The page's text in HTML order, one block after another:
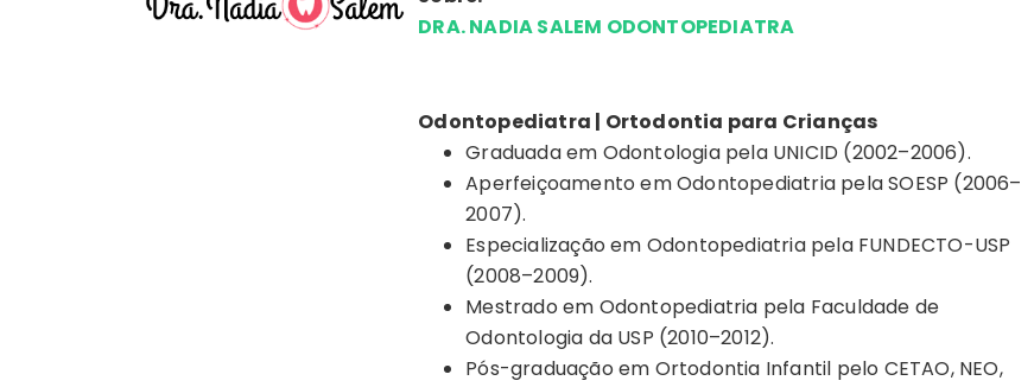
DRA. NADIA SALEM ODONTOPEDIATRA
Odontopediatra | Ortodontia para Crianças
Graduada em Odontologia pela UNICID (2002–2006).
Aperfeiçoamento em Odontopediatria pela SOESP (2006–
2007).
Especialização em Odontopediatria pela FUNDECTO-USP
(2008–2009).
Mestrado em Odontopediatria pela Faculdade de
Odontologia da USP (2010–2012).
Pós-graduação em Ortodontia Infantil pelo CETAO, NEO,